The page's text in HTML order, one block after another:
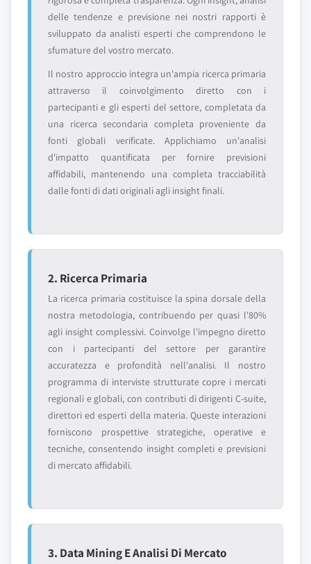
delle tendenze e previsione nei nostri rapporti è
sviluppato da analisti esperti che comprendono le
sfumature del vostro mercato.
Il nostro approccio integra un'ampia ricerca primaria
attraverso il coinvolgimento diretto con i
partecipanti e gli esperti del settore, completata da
una ricerca secondaria completa proveniente da
fonti globali verificate. Applichiamo un'analisi
d'impatto quantificata per fornire previsioni
affidabili, mantenendo una completa tracciabilità
dalle fonti di dati originali agli insight finali.
2. Ricerca Primaria
La ricerca primaria costituisce la spina dorsale della
nostra metodologia, contribuendo per quasi l'80%
agli insight complessivi. Coinvolge l'impegno diretto
con i partecipanti del settore per garantire
accuratezza e profondità nell'analisi. Il nostro
programma di interviste strutturate copre i mercati
regionali e globali, con contributi di dirigenti C-suite,
direttori ed esperti della materia. Queste interazioni
forniscono prospettive strategiche, operative e
tecniche, consentendo insight completi e previsioni
di mercato affidabili.
3. Data Mining E Analisi Di Mercato